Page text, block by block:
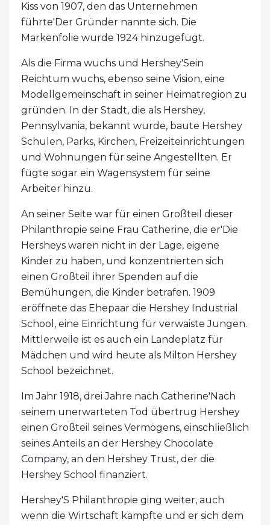
Kiss von 1907, den das Unternehmen
führte'Der Gründer nannte sich. Die
Markenfolie wurde 1924 hinzugefügt.
Als die Firma wuchs und Hershey'Sein
Reichtum wuchs, ebenso seine Vision, eine
Modellgemeinschaft in seiner Heimatregion zu
gründen. In der Stadt, die als Hershey,
Pennsylvania, bekannt wurde, baute Hershey
Schulen, Parks, Kirchen, Freizeiteinrichtungen
und Wohnungen für seine Angestellten. Er
fügte sogar ein Wagensystem für seine
Arbeiter hinzu.
An seiner Seite war für einen Großteil dieser
Philanthropie seine Frau Catherine, die er'Die
Hersheys waren nicht in der Lage, eigene
Kinder zu haben, und konzentrierten sich
einen Großteil ihrer Spenden auf die
Bemühungen, die Kinder betrafen. 1909
eröffnete das Ehepaar die Hershey Industrial
School, eine Einrichtung für verwaiste Jungen.
Mittlerweile ist es auch ein Landeplatz für
Mädchen und wird heute als Milton Hershey
School bezeichnet.
Im Jahr 1918, drei Jahre nach Catherine'Nach
seinem unerwarteten Tod übertrug Hershey
einen Großteil seines Vermögens, einschließlich
seines Anteils an der Hershey Chocolate
Company, an den Hershey Trust, der die
Hershey School finanziert.
Hershey'S Philanthropie ging weiter, auch
wenn die Wirtschaft kämpfte und er sich dem